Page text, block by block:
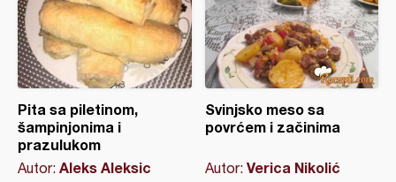
Pita sa piletinom,
šampinjonima i
prazulukom
Autor: Aleks Aleksic
Svinjsko meso sa
povrćem i začinima
Autor: Verica Nikolić